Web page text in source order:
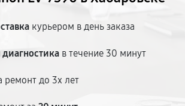
курьером в день заказа
диагностика в течение 30 минут
ремонт до 3х лет